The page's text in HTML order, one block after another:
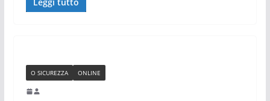
O SICUREZZA ONLINE